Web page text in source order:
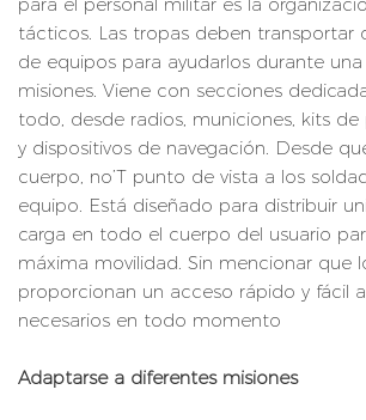
tácticos. Las tropas deben transportar
de equipos para ayudarlos durante
misiones. Viene con secciones
todo, desde radios, municiones, kits de
y dispositivos de navegación. Desde
cuerpo, no’T punto de vista a los
equipo. Está diseñado para distribuir
carga en todo el cuerpo del usuario
máxima movilidad. Sin mencionar que
proporcionan un acceso rápido y fácil
necesarios en todo momento
Adaptarse a diferentes misiones